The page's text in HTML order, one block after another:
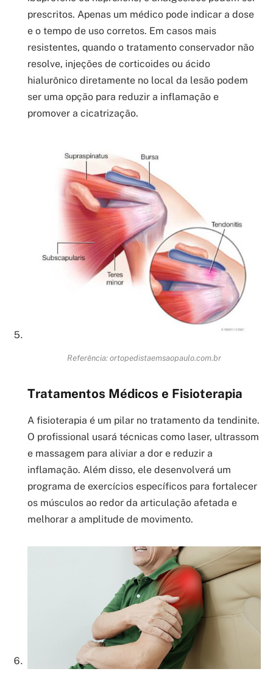
prescritos. Apenas um médico pode indicar a dose
e o tempo de uso corretos. Em casos mais
resistentes, quando o tratamento conservador não
resolve, injeções de corticoides ou ácido
hialurônico diretamente no local da lesão podem
ser uma opção para reduzir a inflamação e
promover a cicatrização.
Referência: ortopedistaemsaopaulo.com.br
Tratamentos Médicos e Fisioterapia
A fisioterapia é um pilar no tratamento da tendinite.
O profissional usará técnicas como laser, ultrassom
e massagem para aliviar a dor e reduzir a
inflamação. Além disso, ele desenvolverá um
programa de exercícios específicos para fortalecer
os músculos ao redor da articulação afetada e
melhorar a amplitude de movimento.